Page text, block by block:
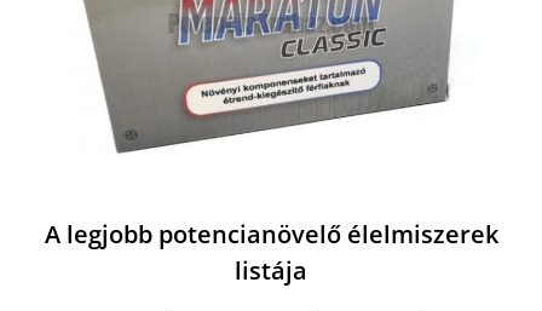
A legjobb potencianövelő élelmiszerek
listája